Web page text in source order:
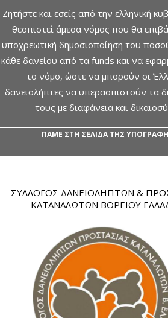
Ζητήστε και εσείς από την ελληνική
θεσπιστεί άμεσα νόμος που θα
υποχρεωτική δημοσιοποίηση του
κάθε δανείου από τα funds και να
το νόμο, ώστε να μπορούν οι
δανειολήπτες να υπερασπιστούν τα
τους με διαφάνεια και
ΠΑΜΕ ΣΤΗ ΣΕΛΙΔΑ ΤΗΣ
ΣΎΛΛΟΓΟΣ ΔΑΝΕΙΟΛΗΠΤΏΝ &
ΚΑΤΑΝΑΛΩΤΏΝ ΒΟΡΕΊΟΥ